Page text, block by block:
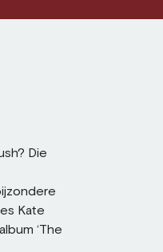
Die
Kate
‘The